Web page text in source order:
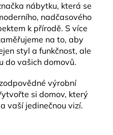
nábytku, která se
nadčasového
k přírodě. S více
na to, aby
styl a funkčnost, ale
do vašich domovů.
výrobní
si domov, který
vaší jedinečnou vizí.